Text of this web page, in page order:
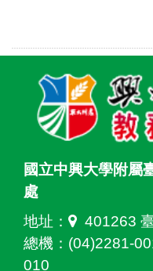
國立中興大學附屬
處
地址：
401263
總機：(04)2281-
010